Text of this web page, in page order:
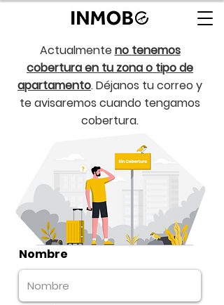
Actualmenteno tenemos
cobertura en tu zona o tipo de
apartamento. Déjanos tu correo y
te avisaremos cuando tengamos
cobertura.
Nombre